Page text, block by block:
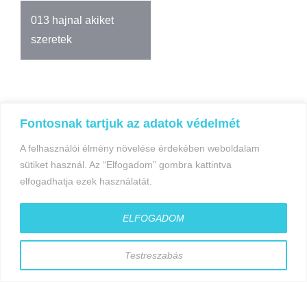
Fontosnak tartjuk az adatok védelmét
A felhasználói élmény növelése érdekében weboldalam
sütiket használ. Az “Elfogadom” gombra kattintva
elfogadhatja ezek használatát.
Testreszabás
ELFOGADOM
Bejegyzés
navigáció
013 hajnal akiket
szeretek
©gyorfiandras.hu